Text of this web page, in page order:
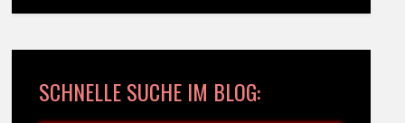
SCHNELLE SUCHE IM BLOG: